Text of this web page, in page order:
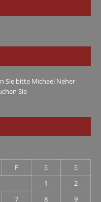
Sie bitte Michael Neher
Sie
F S
S
1
2
7 8
9